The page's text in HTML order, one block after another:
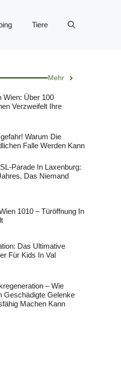
Tiere
Mehr
Wien: Über 100
Verzweifelt Ihre
Warum Die
Falle Werden Kann
Parade In Laxenburg:
Das Niemand
1010 – Türöffnung In
Das Ultimative
Für Kids In Val
– Wie
Geschädigte Gelenke
Machen Kann